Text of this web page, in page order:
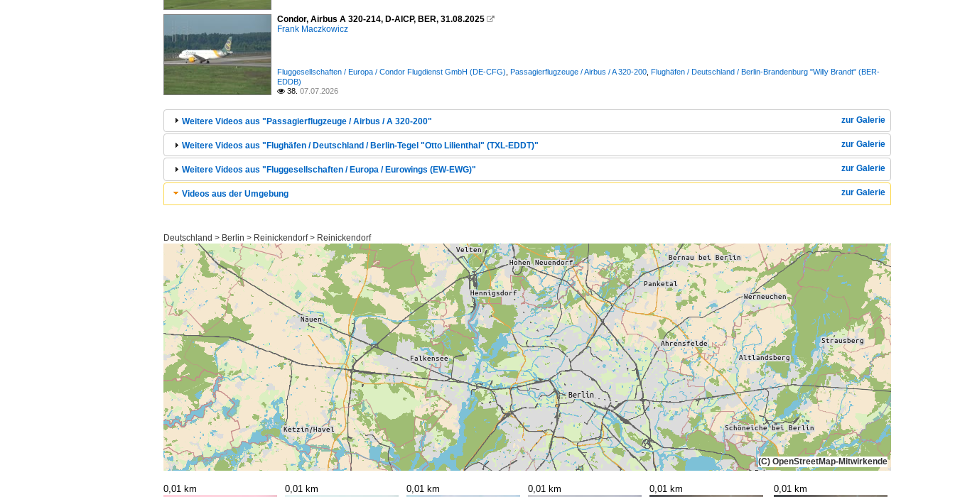
Condor, Airbus A 320-214, D-AICP, BER, 31.08.2025 
Frank Maczkowicz
Fluggesellschaften / Europa / Condor Flugdienst GmbH (DE-CFG) Passagierflugzeuge / Airbus / A 320-200 Flughäfen / Deutschland / Berlin-Brandenburg "Willy Brandt" (BER-
EDDB)
 38. 07.07.2026
zur Galerie
Weitere Videos aus "Passagierflugzeuge / Airbus / A 320-200"
zur Galerie
Weitere Videos aus "Flughäfen / Deutschland / Berlin-Tegel "Otto Lilienthal" (TXL-EDDT)"
zur Galerie
Weitere Videos aus "Fluggesellschaften / Europa / Eurowings (EW-EWG)"
zur Galerie
Videos aus der Umgebung
Deutschland > Berlin > Reinickendorf > Reinickendorf
(C) OpenStreetMap-Mitwirkende
0,01 km 0,01 km 0,01 km 0,01 km 0,01 km 0,01 km